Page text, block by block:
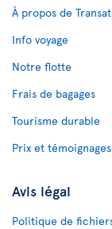
À propos de Transat
Info voyage
Notre flotte
Frais de bagages
Tourisme durable
Prix et
Avis légal
Politique de